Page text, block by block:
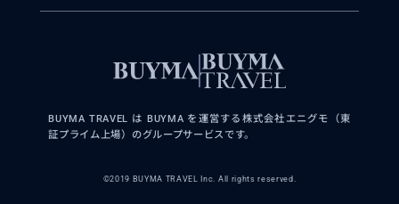
BUYMA TRAVEL は BUYMA を運営する株式会社エニグモ（東
証プライム上場）のグループサービスです。
©2019 BUYMA TRAVEL Inc. All rights reserved.